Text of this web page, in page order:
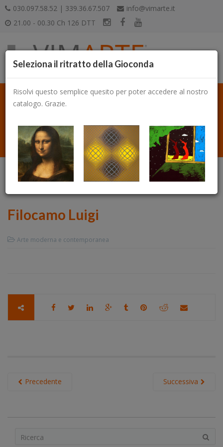
030.097.58.52 | 339.36.67.507
info@vimarte.it
21.00 - 00.30 Ch 126 DTT
Filocamo Luigi
Arte moderna e contemporanea
Successiva
Precedente
Seleziona il ritratto della Gioconda
Risolvi questo semplice quesito per poter accedere al nostro
catalogo. Grazie.